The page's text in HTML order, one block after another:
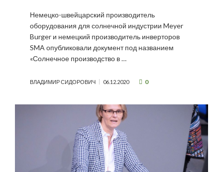
Немецко-швейцарский производитель
оборудования для солнечной индустрии Meyer
Burger и немецкий производитель инверторов
SMA опубликовали документ под названием
«Солнечное производство в …
ВЛАДИМИР СИДОРОВИЧ 06.12.2020 0